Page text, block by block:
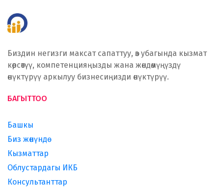
Биздин негизги максат сапаттуу, өз убагында кызмат
көрсөтүү, компетенцияңызды жана жөндөмүңүздү
өнүктүрүү аркылуу бизнесиңизди өнүктүрүү.
БАГЫТТОО
Башкы
Биз жөнүндө
Кызматтар
Облустардагы ИКБ
Консультанттар